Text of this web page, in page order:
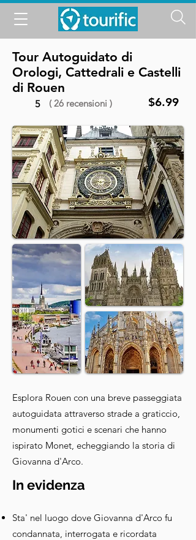
Tour Autoguidato di
Orologi, Cattedrali e Castelli
di Rouen
5 ( 26 recensioni ) $6.99
Esplora Rouen con una breve passeggiata
autoguidata attraverso strade a graticcio,
monumenti gotici e scenari che hanno
ispirato Monet, echeggiando la storia di
Giovanna d'Arco.
In evidenza
Sta' nel luogo dove Giovanna d'Arco fu
condannata, interrogata e ricordata